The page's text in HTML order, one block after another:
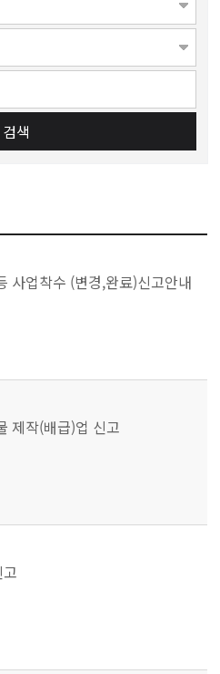
검색
사업착수 (변경,완료)신고안내
제작(배급)업 신고